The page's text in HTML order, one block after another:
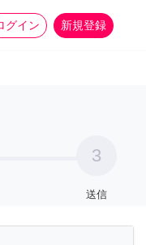
グイン 新規登録
家事 more_horiz
3
送信